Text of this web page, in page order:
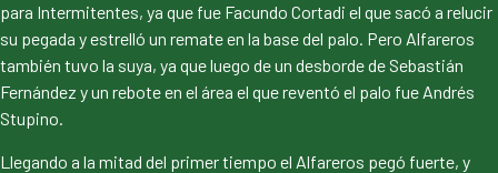
para Intermitentes, ya que fue Facundo Cortadi el que sacó a relucir
su pegada y estrelló un remate en la base del palo. Pero Alfareros
también tuvo la suya, ya que luego de un desborde de Sebastián
Fernández y un rebote en el área el que reventó el palo fue Andrés
Stupino.
Llegando a la mitad del primer tiempo el Alfareros pegó fuerte, y